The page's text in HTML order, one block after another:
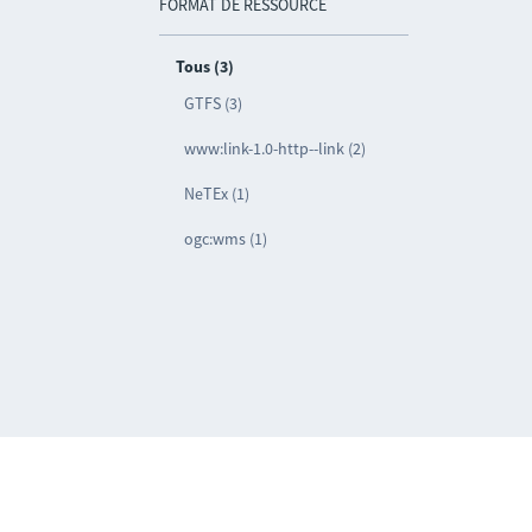
FORMAT DE RESSOURCE
Tous (3)
GTFS (3)
www:link-1.0-http--link (2)
NeTEx (1)
ogc:wms (1)